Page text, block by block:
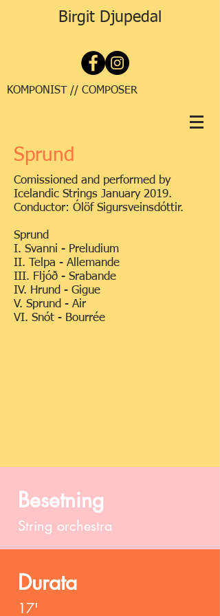
Birgit Djupedal
KOMPONIST // COMPOSER
Sprund
Comissioned and performed by
Icelandic Strings January 2019.
Conductor: Ólöf Sigursveinsdóttir.
Sprund
I. Svanni - Preludium
II. Telpa - Allemande
III. Fljóð - Srabande
IV. Hrund - Gigue
V. Sprund - Air
VI. Snót - Bourrée
Besetning
String orchestra
Durata
17'